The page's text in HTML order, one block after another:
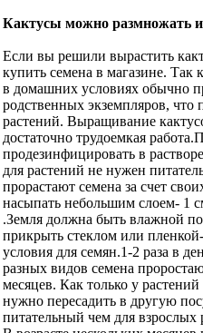
Кактусы можно размножать
Если вы решили вырастить
купить семена в магазине. Так
в домашних условиях обычно
родственных экземпляров, что
растений. Выращивание
достаточно трудоемкая
продезинфицировать в
для растений не нужен
прорастают семена за счет
насыпать небольшим слоем- 1
.Земля должна быть влажной
прикрыть стеклом или
условия для семян.1-2 раза в
разных видов семена
месяцев. Как только у
нужно пересадить в другую
питательный чем для взрослых